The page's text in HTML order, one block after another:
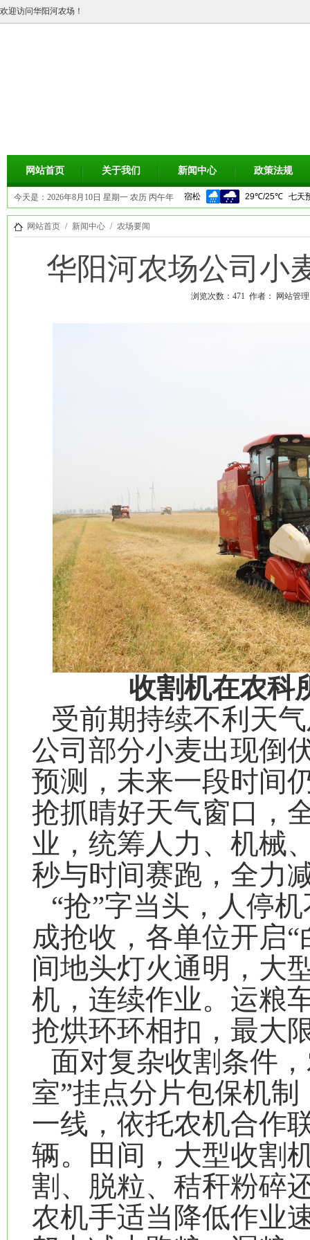
欢迎访问华阳河农场！
网站首页 关于我们 新闻中心 政策法规
今天是： 2026年8月10日 星期一 农历 丙午年
(马) 五月初五
网站首页 / 新闻中心 / 农场要闻
华阳河农场公司小
浏览次数： 471 作者： 网站管
收割机在农科
受前期持续不利天
公司部分小麦出现倒
预测，未来一段时间
抢抓晴好天气窗口，
业，统筹人力、机械
秒与时间赛跑，全力
“抢”字当头，人停
成抢收，各单位开启
间地头灯火通明，大
机，连续作业。运粮
抢烘环环相扣，最大
面对复杂收割条件
室”挂点分片包保机
一线，依托农机合作
辆。田间，大型收割
割、脱粒、秸秆粉碎
农机手适当降低作业